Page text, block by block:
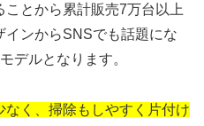
とから累計販売7万台以上
インからSNSでも話題にな
デルとなります。
く、掃除もしやすく片付け